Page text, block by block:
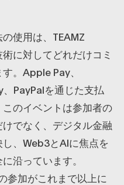
使用は、TEAMZ
に対してどれだけコミ
。Apple Pay、
PayPalを通じた支払
のイベントは参加者の
でなく、デジタル金融
、Web3とAIに焦点を
沿っています。
参加がこれまで以上に